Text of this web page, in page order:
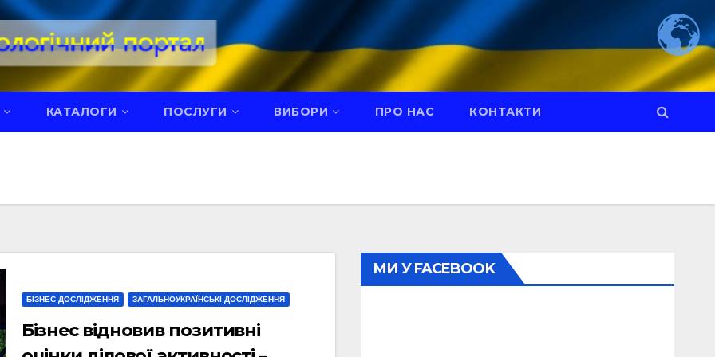
КАТАЛОГИ ПОСЛУГИ ВИБОРИ ПРО НАС КОНТАКТИ
БІЗНЕС ДОСЛІДЖЕННЯ ЗАГАЛЬНОУКРАЇНСЬКІ ДОСЛІДЖЕННЯ
Бізнес відновив позитивні
МИ У FACEBOOK